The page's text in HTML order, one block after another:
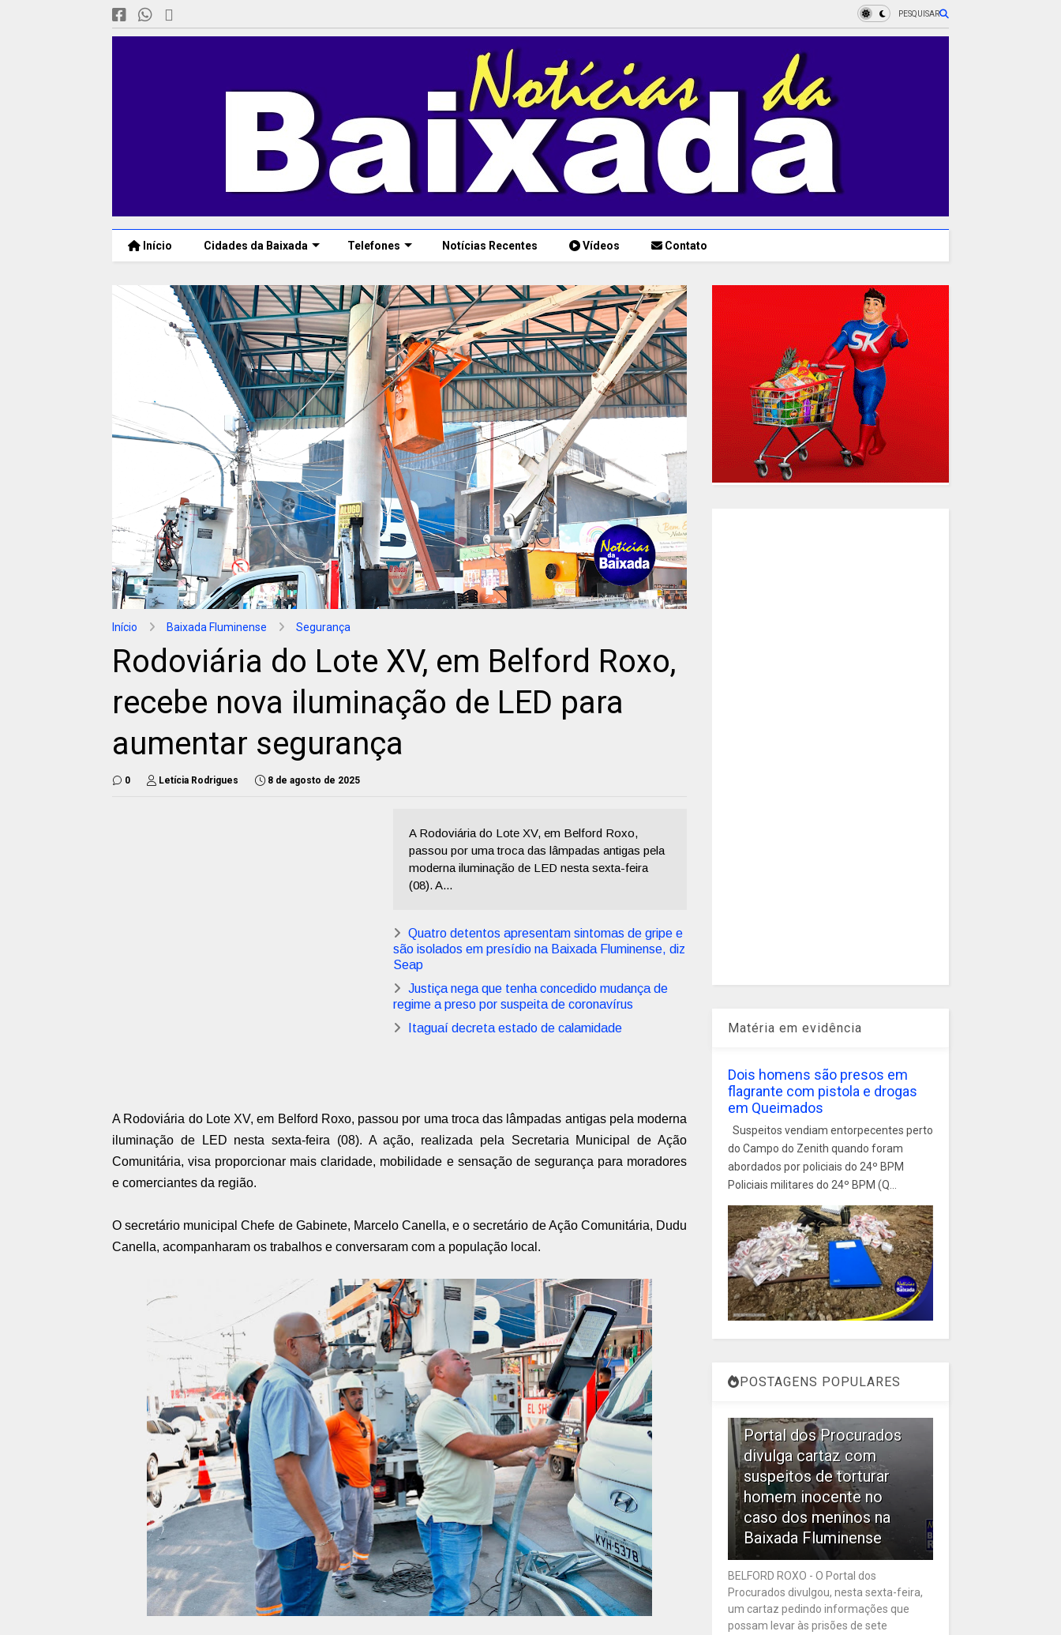
PESQUISAR
Início Cidades da Baixada Telefones Notícias Recentes Vídeos Contato
Início Baixada Fluminense Segurança
Rodoviária do Lote XV, em Belford Roxo,
recebe nova iluminação de LED para
aumentar segurança
0 Letícia Rodrigues 8 de agosto de 2025
A Rodoviária do Lote XV, em Belford Roxo,
passou por uma troca das lâmpadas antigas pela
moderna iluminação de LED nesta sexta-feira
(08). A...
Quatro detentos apresentam sintomas de gripe e
são isolados em presídio na Baixada Fluminense, diz
Seap
Justiça nega que tenha concedido mudança de
regime a preso por suspeita de coronavírus
Itaguaí decreta estado de calamidade
A Rodoviária do Lote XV, em Belford Roxo, passou por uma troca das lâmpadas antigas pela moderna
iluminação de LED nesta sexta-feira (08). A ação, realizada pela Secretaria Municipal de Ação
Comunitária, visa proporcionar mais claridade, mobilidade e sensação de segurança para moradores
e comerciantes da região.
O secretário municipal Chefe de Gabinete, Marcelo Canella, e o secretário de Ação Comunitária, Dudu
Canella, acompanharam os trabalhos e conversaram com a população local.
Matéria em evidência
Dois homens são presos em
flagrante com pistola e drogas
em Queimados
Suspeitos vendiam entorpecentes perto
do Campo do Zenith quando foram
abordados por policiais do 24º BPM
Policiais militares do 24º BPM (Q...
POSTAGENS POPULARES
Portal dos Procurados
divulga cartaz com
suspeitos de torturar
homem inocente no
caso dos meninos na
Baixada Fluminense
BELFORD ROXO - O Portal dos
Procurados divulgou, nesta sexta-feira,
um cartaz pedindo informações que
possam levar às prisões de sete